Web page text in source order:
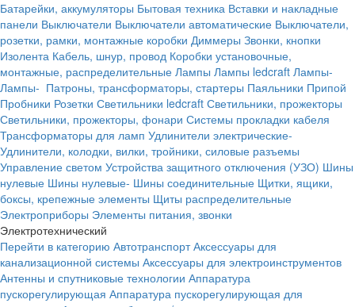
Батарейки, аккумуляторы Бытовая техника Вставки и накладные
панели Выключатели Выключатели автоматические Выключатели,
розетки, рамки, монтажные коробки Диммеры Звонки, кнопки
Изолента Кабель, шнур, провод Коробки установочные,
монтажные, распределительные Лампы Лампы ledcraft Лампы-
Лампы- Патроны, трансформаторы, стартеры Паяльники Припой
Пробники Розетки Светильники ledcraft Светильники, прожекторы
Светильники, прожекторы, фонари Системы прокладки кабеля
Трансформаторы для ламп Удлинители электрические-
Удлинители, колодки, вилки, тройники, силовые разъемы
Управление светом Устройства защитного отключения (УЗО) Шины
нулевые Шины нулевые- Шины соединительные Щитки, ящики,
боксы, крепежные элементы Щиты распределительные
Электроприборы Элементы питания, звонки
Электротехнический
Перейти в категорию Автотранспорт Аксессуары для
канализационной системы Аксессуары для электроинструментов
Антенны и спутниковые технологии Аппаратура
пускорегулирующая Аппаратура пускорегулирующая для